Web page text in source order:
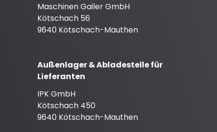
Maschinen Gailer GmbH
Kötschach 56
9640 Kötschach-Mauthen
Außenlager & Abladestelle für
Lieferanten
IPK GmbH
Kötschach 450
9640 Kötschach-Mauthen